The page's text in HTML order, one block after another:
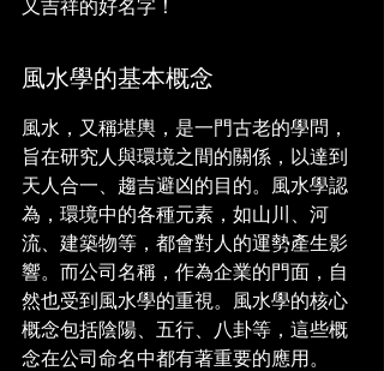
又吉祥的好名字！
風水學的基本概念
風水，又稱堪輿，是一門古老的學問，
旨在研究人與環境之間的關係，以達到
天人合一、趨吉避凶的目的。風水學認
為，環境中的各種元素，如山川、河
流、建築物等，都會對人的運勢產生影
響。而公司名稱，作為企業的門面，自
然也受到風水學的重視。風水學的核心
概念包括陰陽、五行、八卦等，這些概
念在公司命名中都有著重要的應用。